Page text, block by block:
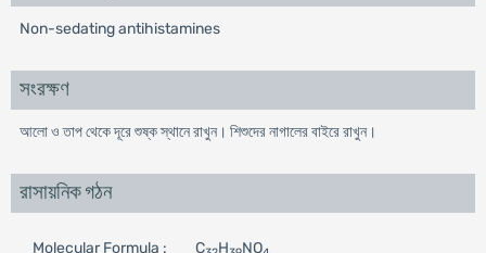
Non-sedating antihistamines
সংরক্ষণ
আলো ও তাপ থেকে দূরে শুষ্ক স্থানে রাখুন। শিশুদের নাগালের বাইরে রাখুন।
রাসায়নিক গঠন
Molecular Formula : C H NO